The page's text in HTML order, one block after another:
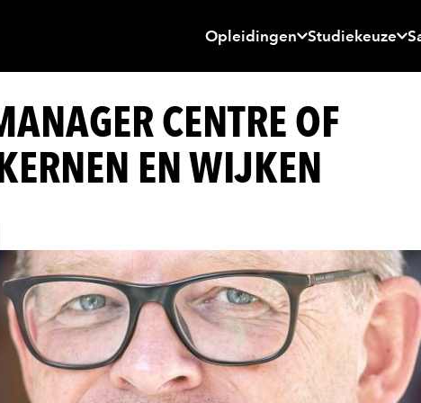
Opleidingen Studiekeuze
CENTRE OF
EN WIJKEN